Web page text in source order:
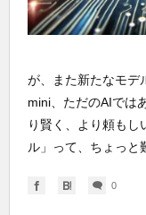
が、また新たなモデ
mini、ただのAIでは
り賢く、より頼も
ル」って、ちょっと
0